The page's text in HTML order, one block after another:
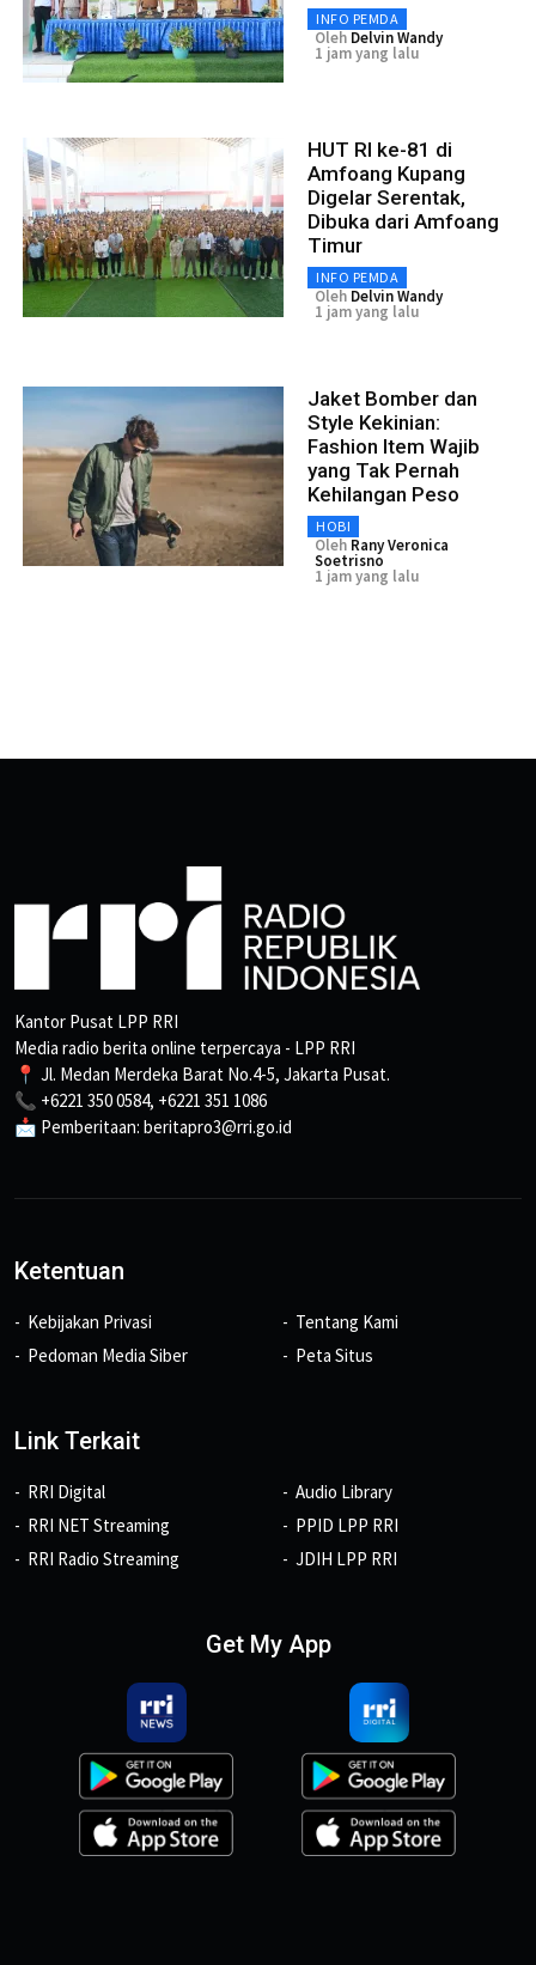
INFO PEMDA
Oleh Delvin Wandy
1 jam yang lalu
HUT RI ke-81 di
Amfoang Kupang
Digelar Serentak,
Dibuka dari Amfoang
Timur
INFO PEMDA
Oleh Delvin Wandy
1 jam yang lalu
Jaket Bomber dan
Style Kekinian:
Fashion Item Wajib
yang Tak Pernah
Kehilangan Peso
HOBI
Oleh Rany Veronica
Soetrisno
1 jam yang lalu
Kantor Pusat LPP RRI
Media radio berita online terpercaya - LPP RRI
📍 Jl. Medan Merdeka Barat No.4-5, Jakarta Pusat.
📞 +6221 350 0584, +6221 351 1086
📩 Pemberitaan: beritapro3@rri.go.id
Ketentuan
Kebijakan Privasi
Pedoman Media Siber
Tentang Kami
Peta Situs
Link Terkait
RRI Digital
RRI NET Streaming
RRI Radio Streaming
Audio Library
PPID LPP RRI
JDIH LPP RRI
Get My App